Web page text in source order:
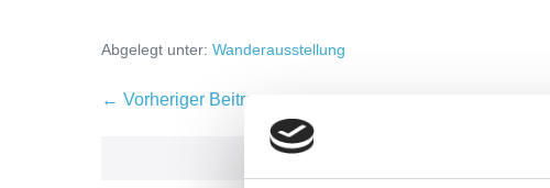
Abgelegt unter: Wanderausstellung
← Vorheriger Beitrag